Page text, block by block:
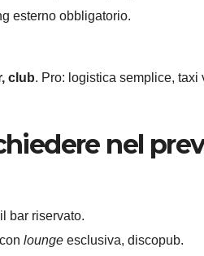
esterno obbligatorio.
club. Pro: logistica semplice, taxi
nel
bar riservato.
lounge esclusiva, discopub.